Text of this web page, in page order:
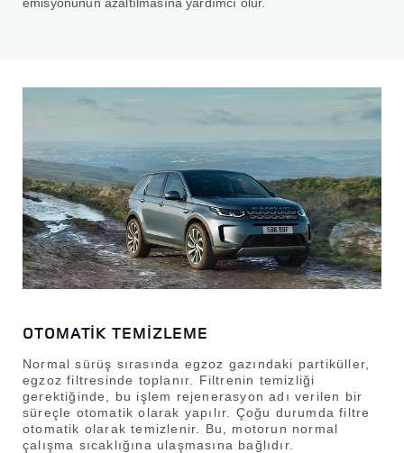
OTOMATİK TEMİZLEME
Normal sürüş sırasında egzoz gazındaki partiküller,
egzoz filtresinde toplanır. Filtrenin temizliği
gerektiğinde, bu işlem rejenerasyon adı verilen bir
süreçle otomatik olarak yapılır. Çoğu durumda filtre
otomatik olarak temizlenir. Bu, motorun normal
çalışma sıcaklığına ulaşmasına bağlıdır.